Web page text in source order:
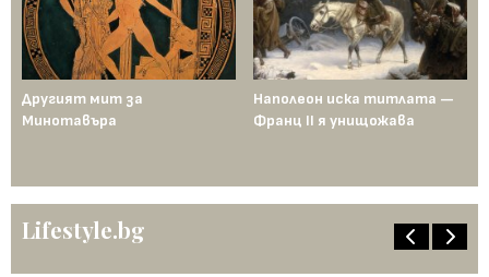
Другият мит за
Минотавъра
Наполеон иска титлата —
Франц II я унищожава
Lifestyle.bg